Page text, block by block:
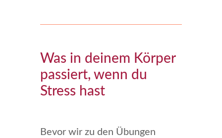
Was in deinem Körper
passiert, wenn du
Stress hast
Bevor wir zu den Übungen